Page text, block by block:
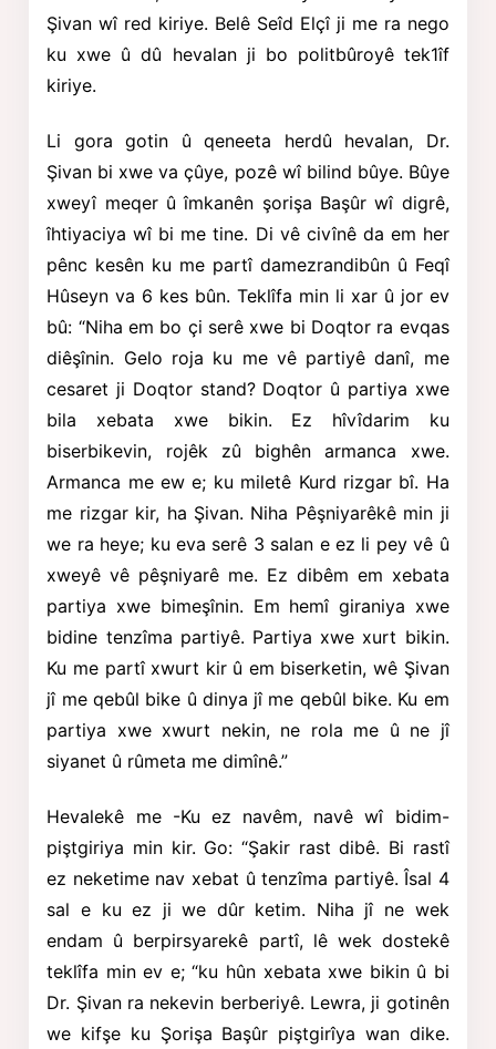
Şivan wî red kiriye. Belê Seîd Elçî ji me ra nego
ku xwe û dû hevalan ji bo politbûroyê tek1îf
kiriye.
Li gora gotin û qeneeta herdû hevalan, Dr.
Şivan bi xwe va çûye, pozê wî bilind bûye. Bûye
xweyî meqer û îmkanên şorişa Başûr wî digrê,
îhtiyaciya wî bi me tine. Di vê civînê da em her
pênc kesên ku me partî damezrandibûn û Feqî
Hûseyn va 6 kes bûn. Teklîfa min li xar û jor ev
bû: “Niha em bo çi serê xwe bi Doqtor ra evqas
diêşînin. Gelo roja ku me vê partiyê danî, me
cesaret ji Doqtor stand? Doqtor û partiya xwe
bila xebata xwe bikin. Ez hîvîdarim ku
biserbikevin, rojêk zû bighên armanca xwe.
Armanca me ew e; ku miletê Kurd rizgar bî. Ha
me rizgar kir, ha Şivan. Niha Pêşniyarêkê min ji
we ra heye; ku eva serê 3 salan e ez li pey vê û
xweyê vê pêşniyarê me. Ez dibêm em xebata
partiya xwe bimeşînin. Em hemî giraniya xwe
bidine tenzîma partiyê. Partiya xwe xurt bikin.
Ku me partî xwurt kir û em biserketin, wê Şivan
jî me qebûl bike û dinya jî me qebûl bike. Ku em
partiya xwe xwurt nekin, ne rola me û ne jî
siyanet û rûmeta me dimînê.”
Hevalekê me -Ku ez navêm, navê wî bidim-
piştgiriya min kir. Go: “Şakir rast dibê. Bi rastî
ez neketime nav xebat û tenzîma partiyê. Îsal 4
sal e ku ez ji we dûr ketim. Niha jî ne wek
endam û berpirsyarekê partî, lê wek dostekê
teklîfa min ev e; “ku hûn xebata xwe bikin û bi
Dr. Şivan ra nekevin berberiyê. Lewra, ji gotinên
we kifşe ku Şorişa Başûr piştgirîya wan dike.